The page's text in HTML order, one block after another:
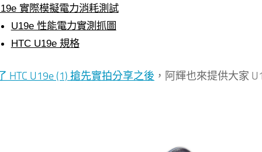
實際模擬電力消耗測試
U19e 性能電力實測抓圖
HTC U19e 規格
HTC U19e (1) 搶先實拍分享之後 ，阿輝也來提供大家